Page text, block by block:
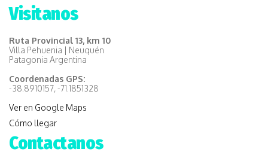
Visitanos
Ruta Provincial 13, km 10
Villa Pehuenia | Neuquén
Patagonia Argentina
Coordenadas GPS:
-38.8910157, -71.1851328
Ver en Google Maps
Cómo llegar
Contactanos